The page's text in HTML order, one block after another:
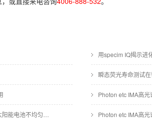
用specim IQ揭示进
瞬态荧光寿命测试
Photon etc IMA高
Photon etc IMA高